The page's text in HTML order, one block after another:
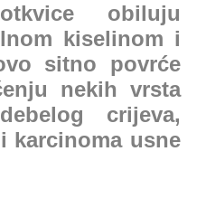
obiluju
kiselinom i
sitno povrće
nekih vrsta
crijeva,
karcinoma usne